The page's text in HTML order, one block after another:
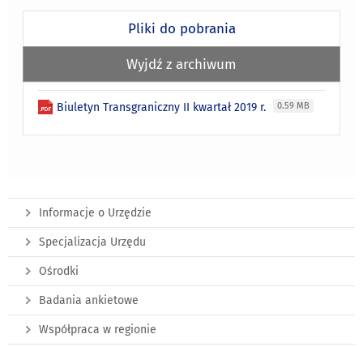
Pliki do pobrania
Wyjdź z archiwum
Biuletyn Transgraniczny II kwartał 2019 r. 0.59 MB
Informacje o Urzędzie
Specjalizacja Urzędu
Ośrodki
Badania ankietowe
Współpraca w regionie